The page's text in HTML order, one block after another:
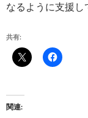
なるように支援し
共有:
関連